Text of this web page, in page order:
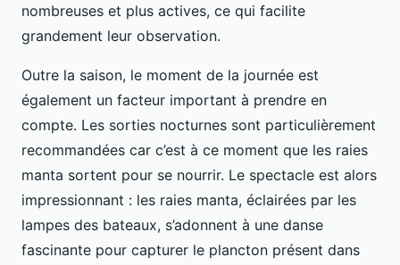
nombreuses et plus actives, ce qui facilite
grandement leur observation.
Outre la saison, le moment de la journée est
également un facteur important à prendre en
compte. Les sorties nocturnes sont particulièrement
recommandées car c’est à ce moment que les raies
manta sortent pour se nourrir. Le spectacle est alors
impressionnant : les raies manta, éclairées par les
lampes des bateaux, s’adonnent à une danse
fascinante pour capturer le plancton présent dans